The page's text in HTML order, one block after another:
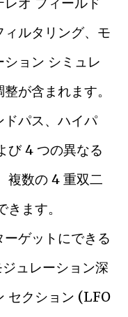
ルタリング、モ
ョン シミュレ
が含まれます。
パス、ハイパ
び 4 つの異なる
複数の 4 重双二
ます。
ゲットにできる
ュレーション深
セクション (LFO